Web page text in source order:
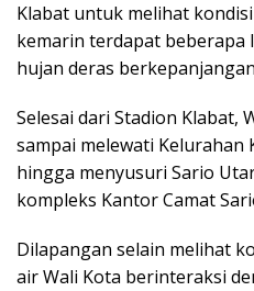
Klabat untuk melihat
kemarin terdapat beberapa
hujan deras
Selesai dari Stadion Klabat,
sampai melewati Kelurahan
hingga menyusuri Sario
kompleks Kantor Camat
Dilapangan selain melihat
air Wali Kota berinteraksi